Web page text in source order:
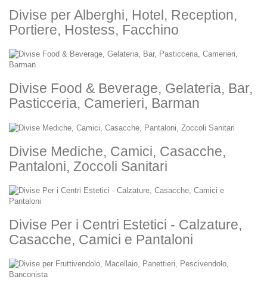
Divise per Alberghi, Hotel, Reception,
Portiere, Hostess, Facchino
Divise Food & Beverage, Gelateria, Bar,
Pasticceria, Camerieri, Barman
Divise Mediche, Camici, Casacche,
Pantaloni, Zoccoli Sanitari
Divise Per i Centri Estetici - Calzature,
Casacche, Camici e Pantaloni